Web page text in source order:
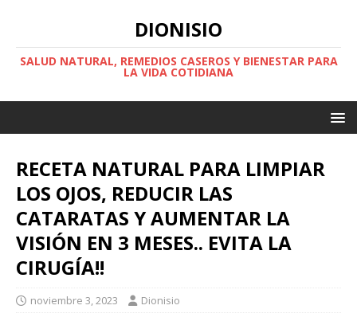
DIONISIO
SALUD NATURAL, REMEDIOS CASEROS Y BIENESTAR PARA
LA VIDA COTIDIANA
RECETA NATURAL PARA LIMPIAR
LOS OJOS, REDUCIR LAS
CATARATAS Y AUMENTAR LA
VISIÓN EN 3 MESES.. EVITA LA
CIRUGÍA!!
noviembre 3, 2023 Dionisio